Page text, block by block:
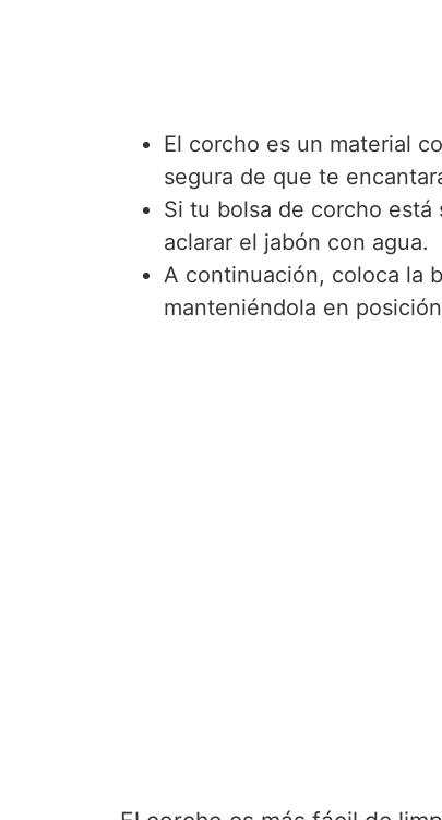
El corcho es un material
segura de que te
Si tu bolsa de corcho está
aclarar el jabón con agua.
A continuación, coloca la
manteniéndola en